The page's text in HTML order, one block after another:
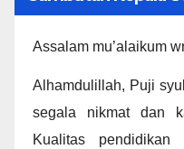
Assalam mu’alaikum
Alhamdulillah, Puji
segala nikmat dan
Kualitas pendidikan